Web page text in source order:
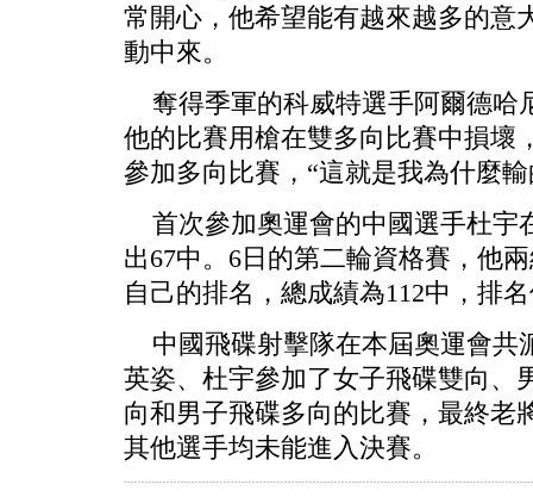
常開心，他希望能有越來越多的意
動中來。
奪得季軍的科威特選手阿爾德哈
他的比賽用槍在雙多向比賽中損壞
參加多向比賽，“這就是我為什麼
首次參加奧運會的中國選手杜宇
出67中。6日的第二輪資格賽，他
自己的排名，總成績為112中，排
中國飛碟射擊隊在本屆奧運會共
英姿、杜宇參加了女子飛碟雙向、
向和男子飛碟多向的比賽，最終老
其他選手均未能進入決賽。